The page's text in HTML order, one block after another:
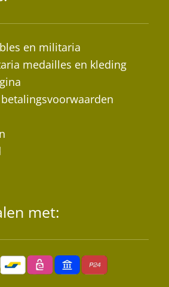
en militaria
medailles en kleding
met: